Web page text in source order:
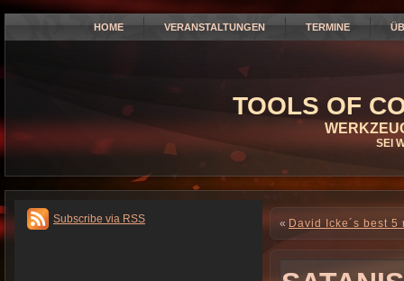
HOME VERANSTALTUNGEN TERMINE
TOOLS OF
SEI
Subscribe via RSS « David Icke´s best